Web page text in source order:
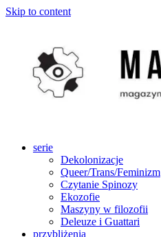
Skip to content
serie
Dekolonizacje
Queer/Trans/Feminizm
Czytanie Spinozy
Ekozofie
Maszyny w filozofii
Deleuze i Guattari
przybliżenia